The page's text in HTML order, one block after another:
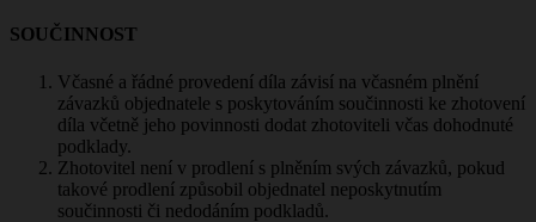
SOUČINNOST
Včasné a řádné provedení díla závisí na včasném plnění
závazků objednatele s poskytováním součinnosti ke zhotovení
díla včetně jeho povinnosti dodat zhotoviteli včas dohodnuté
podklady.
Zhotovitel není v prodlení s plněním svých závazků, pokud
takové prodlení způsobil objednatel neposkytnutím
součinnosti či nedodáním podkladů.